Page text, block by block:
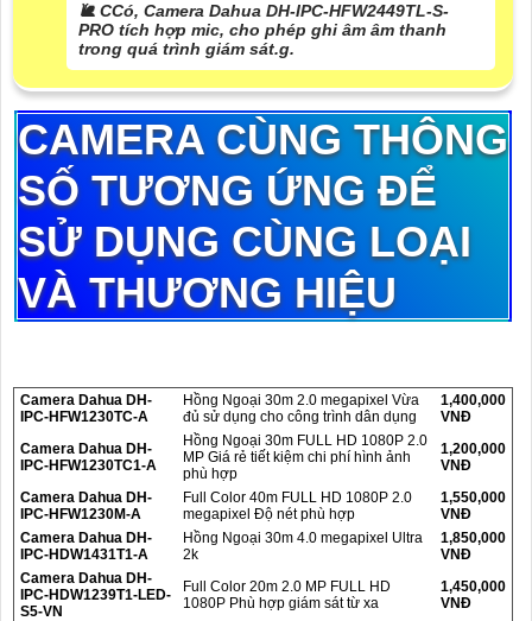
🐌 CCó, Camera Dahua DH-IPC-HFW2449TL-S-
PRO tích hợp mic, cho phép ghi âm âm thanh
trong quá trình giám sát.g.
CAMERA CÙNG THÔNG
SỐ TƯƠNG ỨNG ĐỂ
SỬ DỤNG CÙNG LOẠI
VÀ THƯƠNG HIỆU
Camera Dahua DH-
IPC-HFW1230TC-A
Hồng Ngoại 30m 2.0 megapixel Vừa
đủ sử dụng cho công trình dân dụng
1,400,000
VNĐ
Camera Dahua DH-
IPC-HFW1230TC1-A
Hồng Ngoại 30m FULL HD 1080P 2.0
MP Giá rẻ tiết kiệm chi phí hình ảnh
phù hợp
1,200,000
VNĐ
Camera Dahua DH-
IPC-HFW1230M-A
Full Color 40m FULL HD 1080P 2.0
megapixel Độ nét phù hợp
1,550,000
VNĐ
Camera Dahua DH-
IPC-HDW1431T1-A
Hồng Ngoại 30m 4.0 megapixel Ultra
2k
1,850,000
VNĐ
Camera Dahua DH-
IPC-HDW1239T1-LED-
S5-VN
Full Color 20m 2.0 MP FULL HD
1080P Phù hợp giám sát từ xa
1,450,000
VNĐ